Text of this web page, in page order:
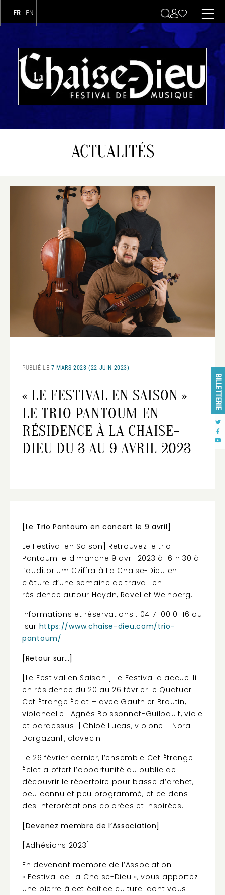
BILLETTERIE
Navigation principale
FR EN
ACTUALITÉS
PUBLIÉ LE 7 MARS 2023 (22 JUIN 2023)
« LE FESTIVAL EN SAISON »
LE TRIO PANTOUM EN
RÉSIDENCE À LA CHAISE-
DIEU DU 3 AU 9 AVRIL 2023
[Le Trio Pantoum en concert le 9 avril]
Le Festival en Saison] Retrouvez le trio
Pantoum le dimanche 9 avril 2023 à 16 h 30 à
l’auditorium Cziffra à La Chaise-Dieu en
clôture d’une semaine de travail en
résidence autour Haydn, Ravel et Weinberg.
Informations et réservations : 04 71 00 01 16 ou
sur https://www.chaise-dieu.com/trio-
pantoum/
[Retour sur…]
[Le Festival en Saison ] Le Festival a accueilli
en résidence du 20 au 26 février le Quatuor
Cet Étrange Éclat – avec Gauthier Broutin,
violoncelle | Agnès Boissonnot-Guilbault, viole
et pardessus | Chloé Lucas, violone | Nora
Dargazanli, clavecin
Le 26 février dernier, l’ensemble Cet Étrange
Éclat a offert l’opportunité au public de
découvrir le répertoire pour basse d’archet,
peu connu et peu programmé, et ce dans
des interprétations colorées et inspirées.
[Devenez membre de l’Association]
[Adhésions 2023]
En devenant membre de l’Association
« Festival de La Chaise-Dieu », vous apportez
une pierre à cet édifice culturel dont vous